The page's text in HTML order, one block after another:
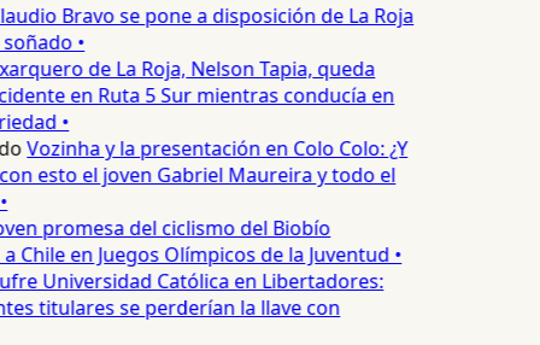
Bravo se pone a disposición de La Roja
•
de La Roja, Nelson Tapia, queda
en Ruta 5 Sur mientras conducía en
•
Vozinha y la presentación en Colo Colo: ¿Y
esto el joven Gabriel Maureira y todo el
promesa del ciclismo del Biobío
Chile en Juegos Olímpicos de la Juventud •
Universidad Católica en Libertadores:
titulares se perderían la llave con